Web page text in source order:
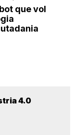
que vol
4.0